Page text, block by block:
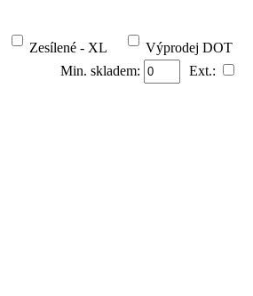
Zesílené - XL Výprodej DOT
Ext.:
Min. skladem: